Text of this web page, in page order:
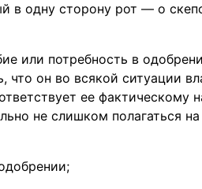
в одну сторону рот — о
или потребность в
он во всякой ситуации
ее фактическому
не слишком полагаться на